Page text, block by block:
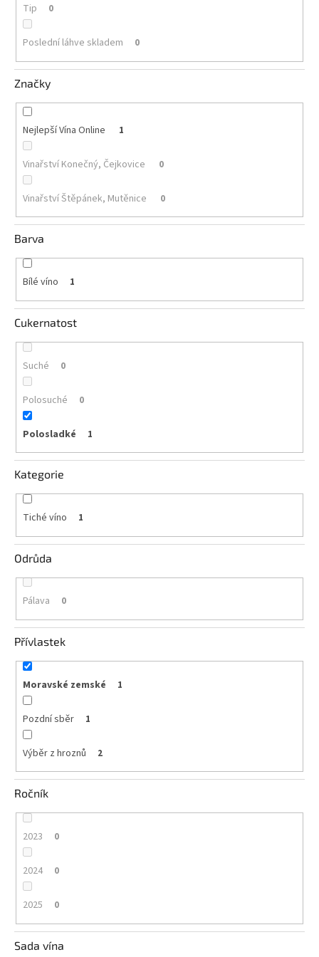
Akční
nabídka
Poslední
skladem
Cuvée
Klarety
Vína
jakosti
Víno
obsahu
cukru
Dárkové
balení
vína
Delikatesy
vínu
Vývrtky
-
větší
objem
Ostatní
vína
Značky
Přihlášení
Tip 0
Poslední láhve skladem 0
Značky
Nejlepší Vína Online 1
Vinařství Konečný, Čejkovice 0
Vinařství Štěpánek, Mutěnice 0
Barva
Bílé víno 1
Cukernatost
Suché 0
Polosuché 0
Polosladké 1
Kategorie
Tiché víno 1
Odrůda
Pálava 0
Přívlastek
Moravské zemské 1
Pozdní sběr 1
Výběr z hroznů 2
Ročník
2023 0
2024 0
2025 0
Sada vína